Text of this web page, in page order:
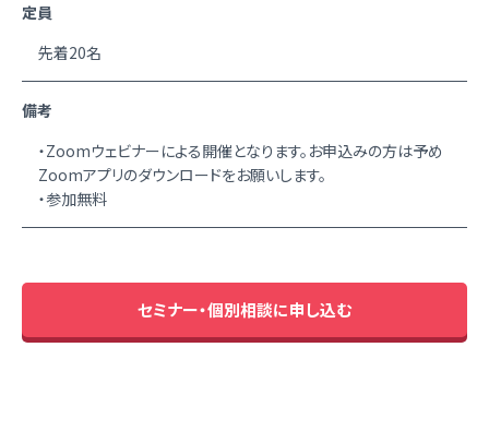
定員
先着20名
備考
・Zoomウェビナーによる開催となります。お申込みの方は予め
Zoomアプリのダウンロードをお願いします。
・参加無料
セミナー・個別相談に申し込む